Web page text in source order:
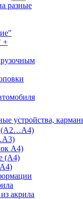
разные
+
устройства,
(А2…А4)
А4)
(А4)
акрила